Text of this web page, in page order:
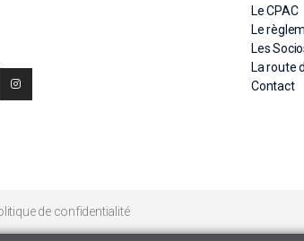
Le CPAC
Le
Les
La route
Contact
de confidentialité